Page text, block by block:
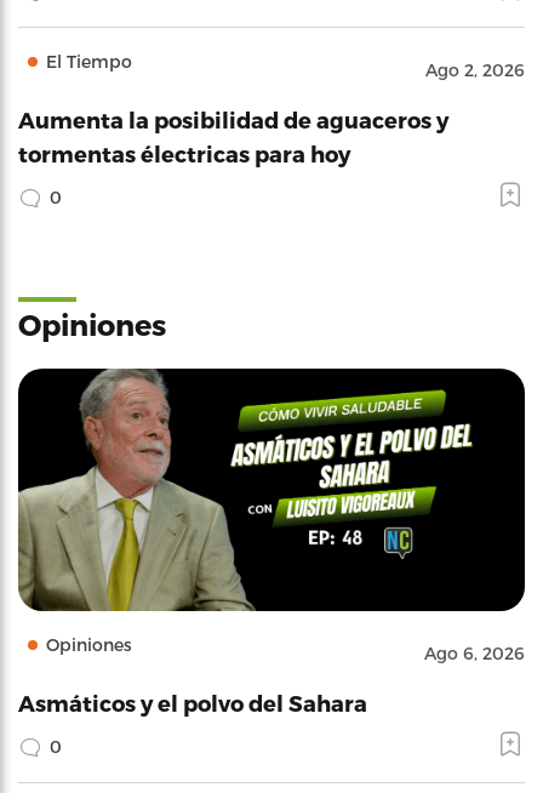
El Tiempo Ago 2, 2026
Aumenta la posibilidad de aguaceros y
tormentas électricas para hoy
0
Opiniones
Opiniones Ago 6, 2026
Asmáticos y el polvo del Sahara
0